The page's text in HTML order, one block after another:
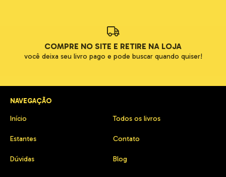
COMPRE NO SITE E RETIRE NA LOJA
você deixa seu livro pago e pode buscar quando quiser!
NAVEGAÇÃO
Início Todos os livros
Estantes Contato
Dúvidas Blog